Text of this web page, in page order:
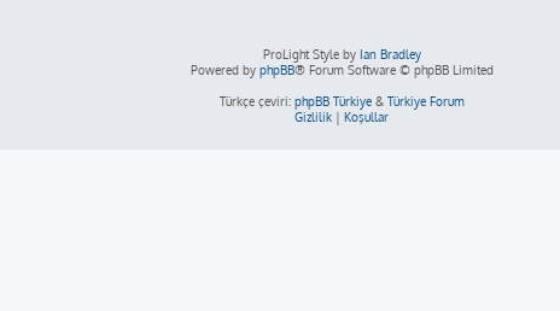
ProLight Style by Ian Bradley
Powered by phpBB® Forum Software © phpBB Limited
Türkçe çeviri: phpBB Türkiye& Türkiye Forum
Gizlilik | Koşullar